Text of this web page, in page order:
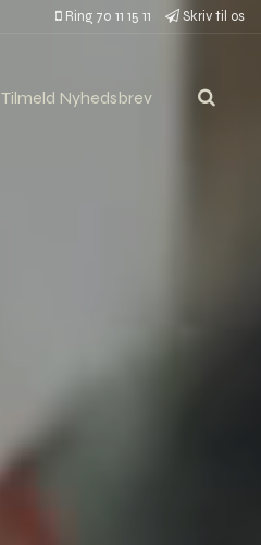
Ring 70 11 15 11 Skriv til os
Tilmeld Nyhedsbrev